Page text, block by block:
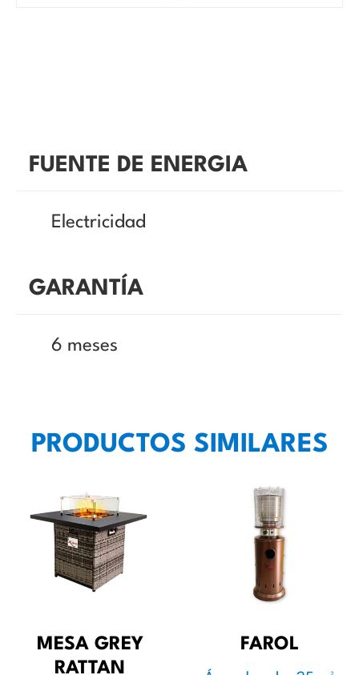
FUENTE DE ENERGIA
Electricidad
GARANTÍA
6 meses
PRODUCTOS SIMILARES
MESA GREY
RATTAN
FAROL